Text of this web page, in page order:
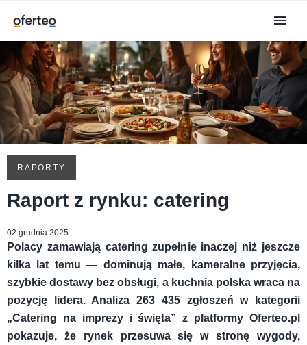
RAPORTY
Raport z rynku: catering
02 grudnia 2025
Polacy zamawiają catering zupełnie inaczej niż jeszcze
kilka lat temu — dominują małe, kameralne przyjęcia,
szybkie dostawy bez obsługi, a kuchnia polska wraca na
pozycję lidera. Analiza 263 435 zgłoszeń w kategorii
„Catering na imprezy i święta” z platformy Oferteo.pl
pokazuje, że rynek przesuwa się w stronę wygody,